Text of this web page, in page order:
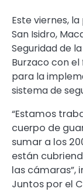
Este viernes,
San Isidro,
Seguridad de
Burzaco con
para la
sistema de
“Estamos
cuerpo de
sumar a los
están
las cámaras”,
Juntos por el